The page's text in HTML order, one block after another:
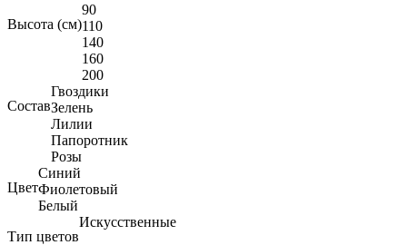
Высота (см)
90
110
140
160
200
Состав
Гвоздики
Зелень
Лилии
Папоротник
Розы
Цвет
Синий
Фиолетовый
Белый
Тип цветов
Искусственные